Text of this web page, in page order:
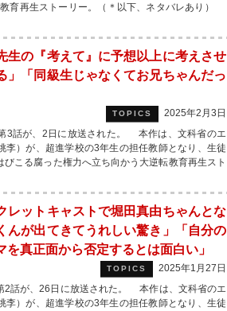
育再生ストーリー。（＊以下、ネタバレあり）
生の『考えて』に予想以上に考えさせ
」「同級生じゃなくてお兄ちゃんだっ
TOPICS
2025年2月3日
3話が、2日に放送された。 本作は、文科省のエ
李）が、超進学校の3年生の担任教師となり、生徒
こる腐った権力へ立ち向かう大逆転教育再生スト
レットキャストで堀田真由ちゃんとな
んが出てきてうれしい驚き」「自分の
を真正面から否定するとは面白い」
TOPICS
2025年1月27日
2話が、26日に放送された。 本作は、文科省のエ
李）が、超進学校の3年生の担任教師となり、生徒